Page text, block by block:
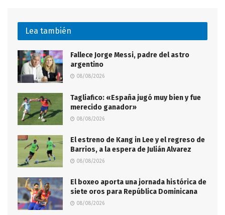
Lea también
Fallece Jorge Messi, padre del astro
argentino
08/08/2026
Tagliafico: «España jugó muy bien y fue
merecido ganador»
08/08/2026
El estreno de Kang in Lee y el regreso de
Barrios, a la espera de Julián Alvarez
08/08/2026
El boxeo aporta una jornada histórica de
siete oros para República Dominicana
08/08/2026